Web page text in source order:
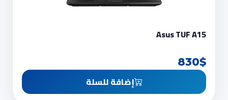
Asus TUF A15
830$
إضافة للسلة